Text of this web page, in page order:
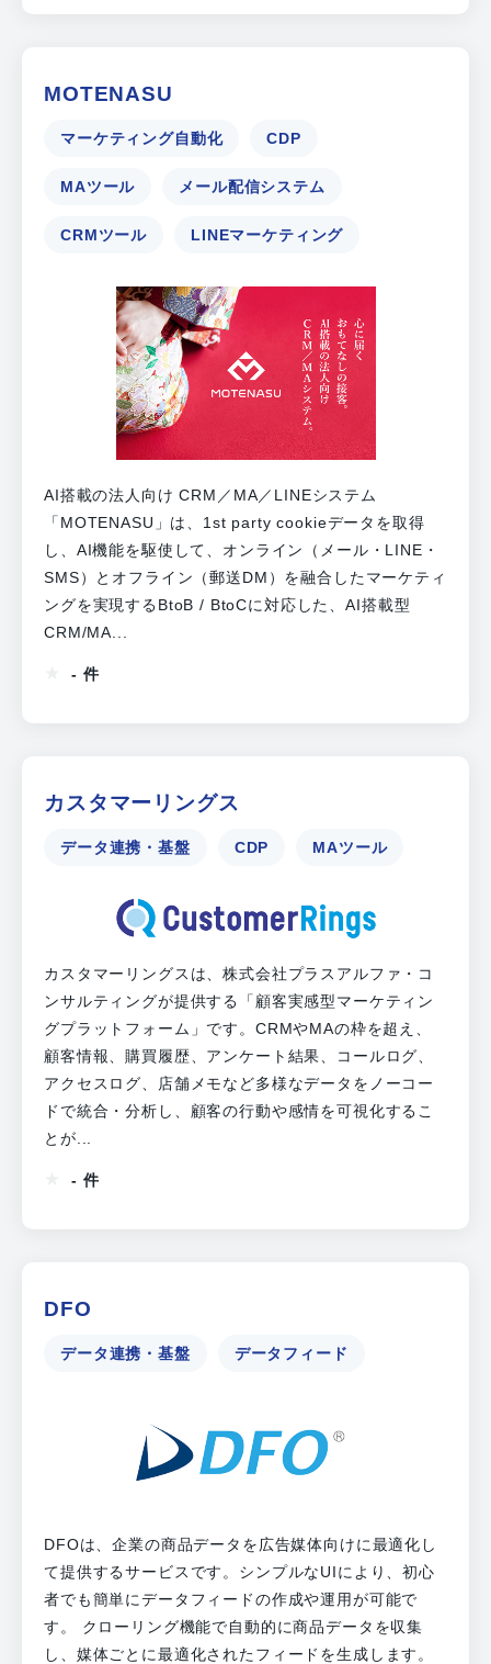
MOTENASU
マーケティング自動化 CDP
MAツール メール配信システム
CRMツール LINEマーケティング
AI搭載の法人向け CRM／MA／LINEシステム
「MOTENASU」は、1st party cookieデータを取得
し、AI機能を駆使して、オンライン（メール・LINE・
SMS）とオフライン（郵送DM）を融合したマーケティ
ングを実現するBtoB / BtoCに対応した、AI搭載型
CRM/MA...
- 件
カスタマーリングス
データ連携・基盤 CDP MAツール
カスタマーリングスは、株式会社プラスアルファ・コ
ンサルティングが提供する「顧客実感型マーケティン
グプラットフォーム」です。CRMやMAの枠を超え、
顧客情報、購買履歴、アンケート結果、コールログ、
アクセスログ、店舗メモなど多様なデータをノーコー
ドで統合・分析し、顧客の行動や感情を可視化するこ
とが...
- 件
DFO
データ連携・基盤 データフィード
DFOは、企業の商品データを広告媒体向けに最適化し
て提供するサービスです。シンプルなUIにより、初心
者でも簡単にデータフィードの作成や運用が可能で
す。 クローリング機能で自動的に商品データを収集
し、媒体ごとに最適化されたフィードを生成します。